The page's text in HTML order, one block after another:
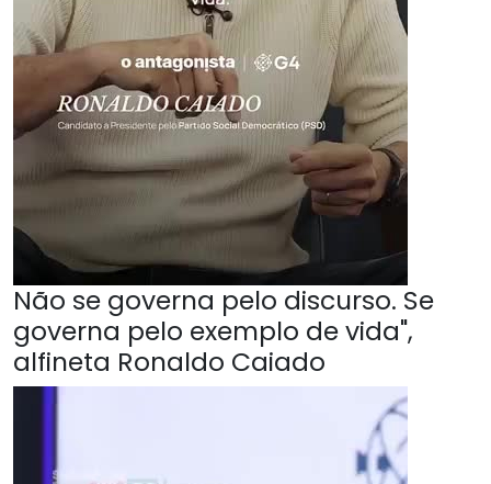
Não se governa pelo discurso. Se
governa pelo exemplo de vida",
alfineta Ronaldo Caiado